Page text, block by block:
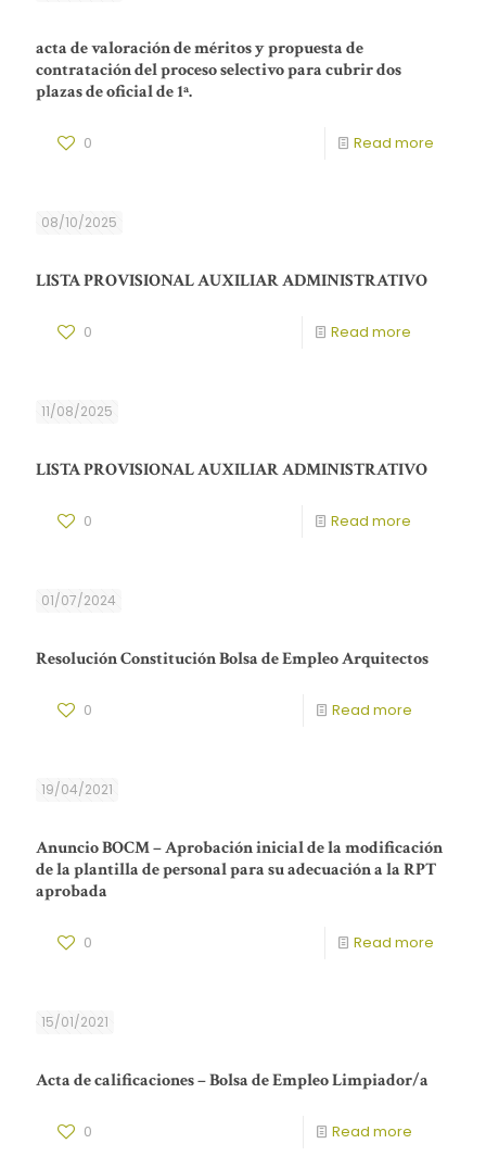
acta de valoración de méritos y propuesta de
contratación del proceso selectivo para cubrir dos
plazas de oficial de 1ª.
0 Read more
08/10/2025
LISTA PROVISIONAL AUXILIAR ADMINISTRATIVO
0 Read more
11/08/2025
LISTA PROVISIONAL AUXILIAR ADMINISTRATIVO
0 Read more
01/07/2024
Resolución Constitución Bolsa de Empleo Arquitectos
0 Read more
19/04/2021
Anuncio BOCM – Aprobación inicial de la modificación
de la plantilla de personal para su adecuación a la RPT
aprobada
0 Read more
15/01/2021
Acta de calificaciones – Bolsa de Empleo Limpiador/a
0 Read more